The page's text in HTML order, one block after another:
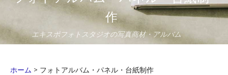
作
エキスポフォトスタジオの写真商材・アルバム
ホーム > フォトアルバム・パネル・台紙制作